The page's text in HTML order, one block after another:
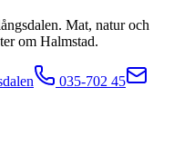
Mat, natur och
om Halmstad.
035-702 45